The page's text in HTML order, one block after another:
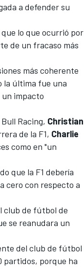
a defender su
lo que ocurrió por
de un fracaso más
más coherente
la última fue una
impacto
Bull Racing, Christian
de la F1, Charlie
como en "un
que la F1 debería
cero con respecto a
club de fútbol de
se reanudara un
del club de fútbol
partidos, porque ha